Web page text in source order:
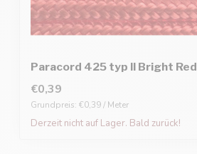
Paracord 425 typ II Bright Red
€0,39
Grundpreis: €0,39 / Meter
Derzeit nicht auf Lager. Bald zurück!